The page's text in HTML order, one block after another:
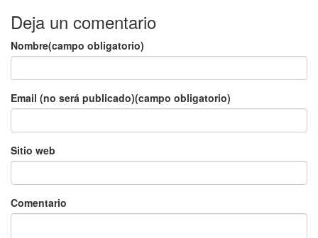
Deja un comentario
Nombre(campo obligatorio)
Email (no será publicado)(campo obligatorio)
Sitio web
Comentario